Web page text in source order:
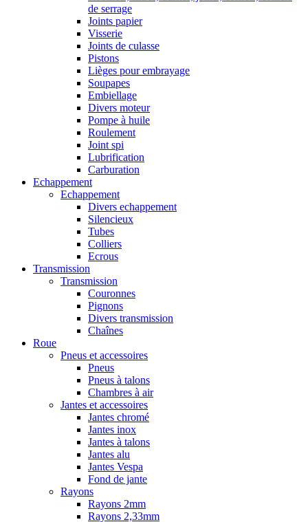
de serrage
Joints papier
Visserie
Joints de culasse
Pistons
Lièges pour embrayage
Soupapes
Embiellage
Divers moteur
Pompe à huile
Roulement
Joint spi
Lubrification
Carburation
Echappement
Echappement
Divers echappement
Silencieux
Tubes
Colliers
Ecrous
Transmission
Transmission
Couronnes
Pignons
Divers transmission
Chaînes
Roue
Pneus et accessoires
Pneus
Pneus à talons
Chambres à air
Jantes et accessoires
Jantes chromé
Jantes inox
Jantes à talons
Jantes alu
Jantes Vespa
Fond de jante
Rayons
Rayons 2mm
Rayons 2,33mm